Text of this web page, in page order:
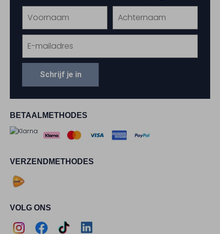
BETAALMETHODES
VERZENDMETHODES
VOLG ONS
Schrijf je in